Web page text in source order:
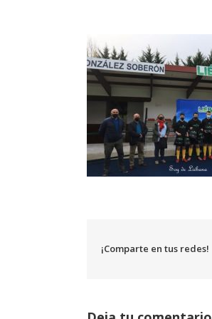
¡Comparte en tus redes!